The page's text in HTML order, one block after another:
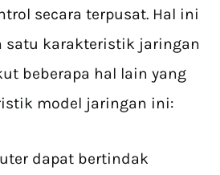
secara terpusat. Hal ini
satu karakteristik jaringan
beberapa hal lain yang
model jaringan ini:
dapat bertindak